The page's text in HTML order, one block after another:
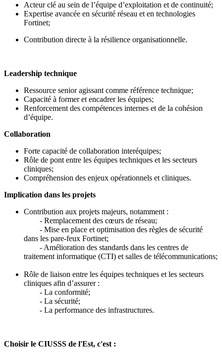
Acteur clé au sein de l’équipe d’exploitation et de continuité;
Expertise avancée en sécurité réseau et en technologies
Fortinet;
Contribution directe à la résilience organisationnelle.
Leadership technique
Ressource senior agissant comme référence technique;
Capacité à former et encadrer les équipes;
Renforcement des compétences internes et de la cohésion
d’équipe.
Collaboration
Forte capacité de collaboration interéquipes;
Rôle de pont entre les équipes techniques et les secteurs
cliniques;
Compréhension des enjeux opérationnels et cliniques.
Implication dans les projets
Contribution aux projets majeurs, notamment :
- Remplacement des cœurs de réseau;
- Mise en place et optimisation des règles de sécurité
dans les pare-feux Fortinet;
- Amélioration des standards dans les centres de
traitement informatique (CTI) et salles de télécommunications;
Rôle de liaison entre les équipes techniques et les secteurs
cliniques afin d’assurer :
- La conformité;
- La sécurité;
- La performance des infrastructures.
Choisir le CIUSSS de l'Est, c'est :